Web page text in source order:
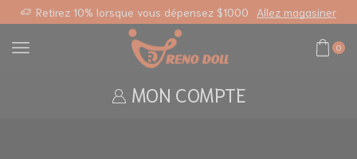
Retirez 10% lorsque vous dépensez $1000 Allez magasiner
0
MON COMPTE